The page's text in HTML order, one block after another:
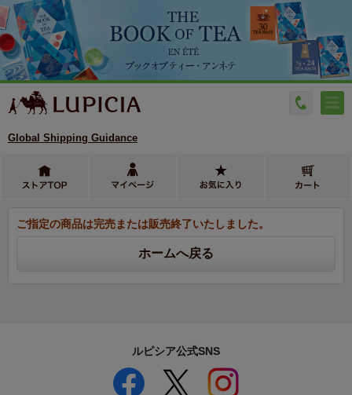
Global Shipping Guidance
ご指定の商品は完売または販売終了いたしました。
ルピシア公式SNS